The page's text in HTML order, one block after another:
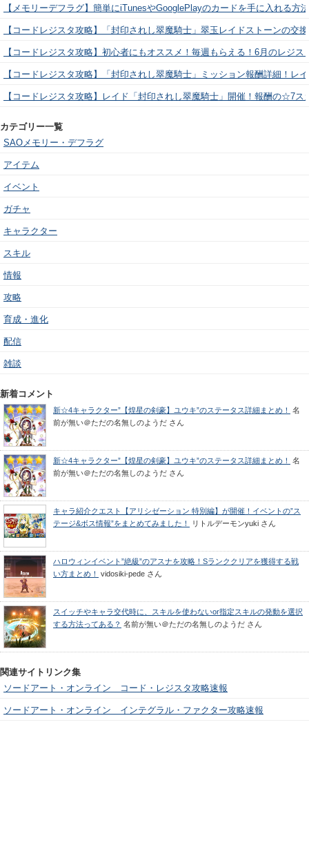
【メモリーデフラグ】簡単にiTunesやGooglePlayのカードを手に入れる方
【コードレジスタ攻略】「封印されし翠魔騎士」翠玉レイドストーンの交
【コードレジスタ攻略】初心者にもオススメ！毎週もらえる！6月のレジ
【コードレジスタ攻略】「封印されし翠魔騎士」ミッション報酬詳細！レ
【コードレジスタ攻略】レイド「封印されし翠魔騎士」開催！報酬の☆7
カテゴリー一覧
SAOメモリー・デフラグ
アイテム
イベント
ガチャ
キャラクター
スキル
情報
攻略
育成・進化
配信
雑談
新着コメント
新☆4キャラクター”【煌星の剣豪】ユウキ”のステータス詳細まとめ！
名
前が無い＠ただの名無しのようだ さん
新☆4キャラクター”【煌星の剣豪】ユウキ”のステータス詳細まとめ！
名
前が無い＠ただの名無しのようだ さん
キャラ紹介クエスト【アリシゼーション 特別編】が開催！イベントの”ス
テージ&ボス情報”をまとめてみました！
リトルデーモンyuki さん
ハロウィンイベント”絶級”のアスナを攻略！Sランククリアを獲得する戦
い方まとめ！
vidosiki-pede さん
スイッチやキャラ交代時に、スキルを使わないor指定スキルの発動を選択
する方法ってある？ 名前が無い＠ただの名無しのようだ さん
関連サイトリンク集
ソードアート・オンライン コード・レジスタ攻略速報
ソードアート・オンライン インテグラル・ファクター攻略速報